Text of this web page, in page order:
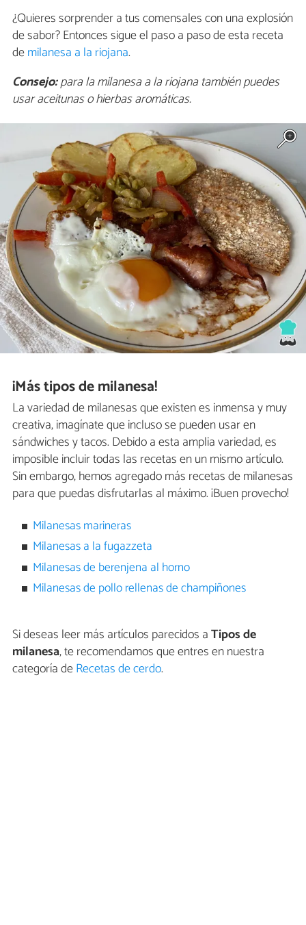
¿Quieres sorprender a tus comensales con una explosión
de sabor? Entonces sigue el paso a paso de esta receta
demilanesa a la riojana.
Consejo:para la milanesa a la riojana también puedes
usar aceitunas o hierbas aromáticas.
¡Más tipos de milanesa!
La variedad de milanesas que existen es inmensa y muy
creativa, imagínate que incluso se pueden usar en
sándwiches y tacos. Debido a esta amplia variedad, es
imposible incluir todas las recetas en un mismo artículo.
Sin embargo, hemos agregado más recetas de milanesas
para que puedas disfrutarlas al máximo. ¡Buen provecho!
Milanesas marineras
Milanesas a la fugazzeta
Milanesas de berenjena al horno
Milanesas de pollo rellenas de champiñones
Si deseas leer más artículos parecidos aTipos de
milanesa, te recomendamos que entres en nuestra
categoría deRecetas de cerdo.